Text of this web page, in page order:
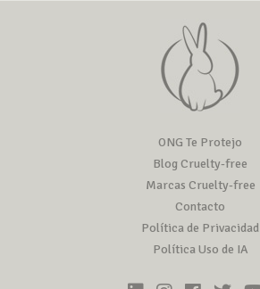
ONG Te Protejo
Blog Cruelty-free
Marcas Cruelty-free
Contacto
Política de Privacidad
Política Uso de IA